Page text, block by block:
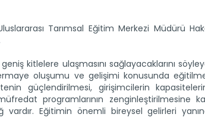
Tarımsal Eğitim Merkezi Müdürü
kitlelere ulaşmasını sağlayacaklarını
oluşumu ve gelişimi konusunda
güçlendirilmesi, girişimcilerin
programlarının zenginleştirilmesine
Eğitimin önemli bireysel gelirleri